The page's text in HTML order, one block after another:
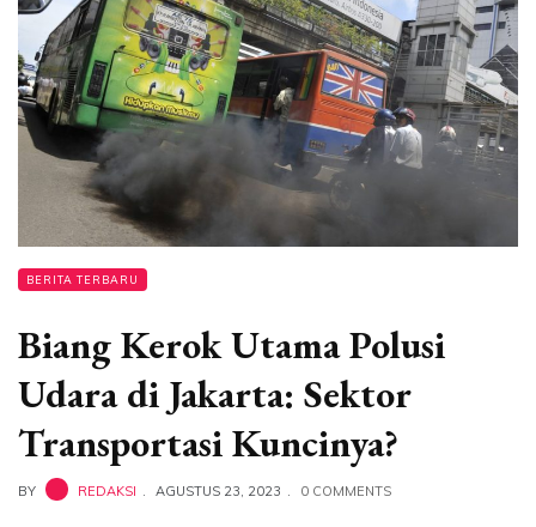
BERITA TERBARU
Biang Kerok Utama Polusi
Udara di Jakarta: Sektor
Transportasi Kuncinya?
BY REDAKSI AGUSTUS 23, 2023 0 COMMENTS